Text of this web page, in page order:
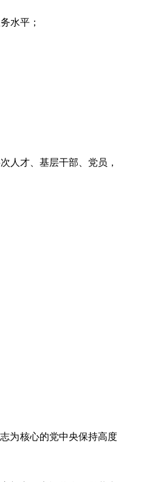
水平；
人才、基层干部、党员，
为核心的党中央保持高度